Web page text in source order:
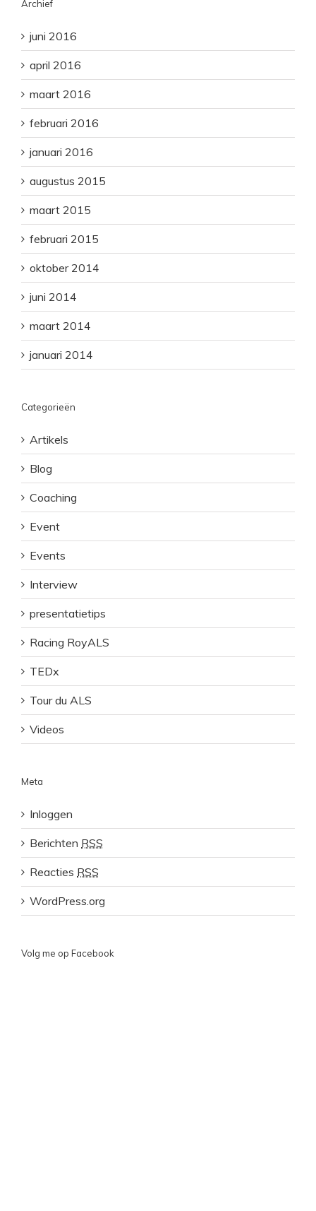
Archief
juni 2016
april 2016
maart 2016
februari 2016
januari 2016
augustus 2015
maart 2015
februari 2015
oktober 2014
juni 2014
maart 2014
januari 2014
Categorieën
Artikels
Blog
Coaching
Event
Events
Interview
presentatietips
Racing RoyALS
TEDx
Tour du ALS
Videos
Meta
Inloggen
Berichten RSS
Reacties RSS
WordPress.org
Volg me op Facebook